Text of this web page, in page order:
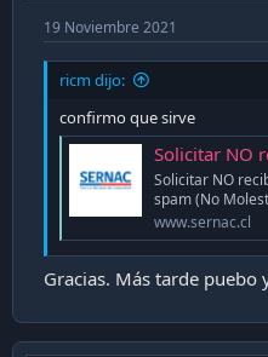
19 Noviembre 2021
ricm dijo:
confirmo que sirve
Solicitar NO recibir
Solicitar NO
spam (No
www.sernac.cl
Gracias. Más tarde puebo